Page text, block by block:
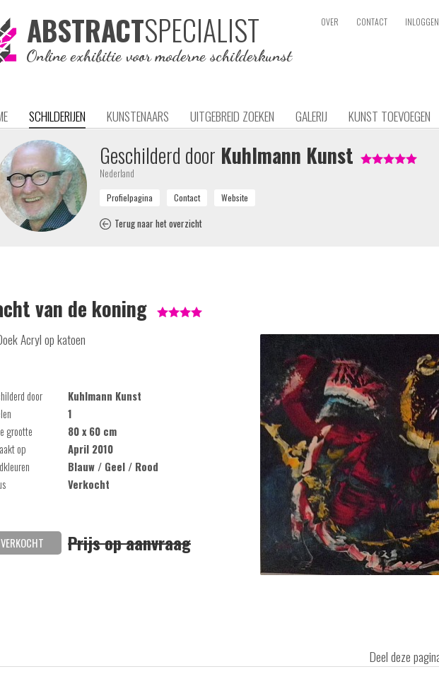
ABSTRACTSPECIALIST
Online exhibitie voor moderne schilderkunst
OVER CONTACT INLOGGEN
SCHILDERIJEN KUNSTENAARS UITGEBREID ZOEKEN GALERIJ KUNST TOEVOEGEN
Geschilderd door Kuhlmann Kunst
Nederland
Terug naar het overzicht
van de koning
Acryl op katoen
door
Kuhlmann Kunst
1
grootte
80 x 60 cm
op
April 2010
Blauw / Geel / Rood
Verkocht
VERKOCHT Prijs op aanvraag
Deel deze